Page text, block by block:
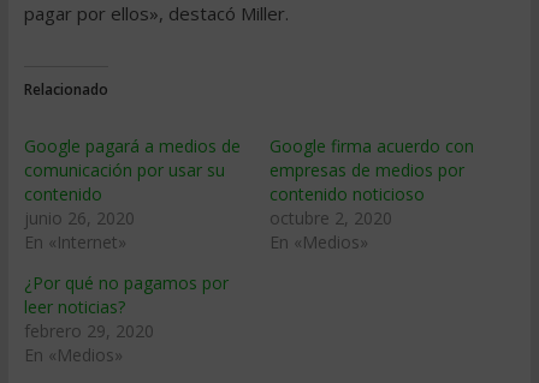
pagar por ellos», destacó Miller.
Relacionado
Google pagará a medios de
comunicación por usar su
contenido
junio 26, 2020
En «Internet»
Google firma acuerdo con
empresas de medios por
contenido noticioso
octubre 2, 2020
En «Medios»
¿Por qué no pagamos por
leer noticias?
febrero 29, 2020
En «Medios»